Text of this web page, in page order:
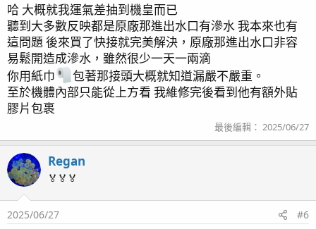
漫長的等待期
直到早幾天六月下旬，代理早期回覆說機體內部有導致底
板、控制面板全部短路，可能要付替換零件費用和維修費。
維修完畢後，再次跟代理對話
我：是不是我操作問題人為導致機體進水
客服
我：那麼是什麼原因？？
客服
：….. 機體已經維修好你想安排那一日送回去？
哈 大概就我運氣差抽到機皇而已
聽到大多數反映都是原廠那進出水口有滲水 我本來也有
這問題 後來買了快接就完美解決，原廠那進出水口非容
易鬆開造成滲水，雖然很少一天一兩滴
你用紙巾
包著那接頭大概就知道漏嚴不嚴重。
至於機體內部只能從上方看 我維修完後看到他有額外貼
膠片包裹
最後編輯： 2025/06/27
Regan
🏅🏅🏅
2025/06/27 #6